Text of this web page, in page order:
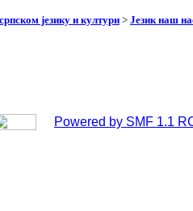
језику и култури > Језик наш
Powered by SMF 1.1